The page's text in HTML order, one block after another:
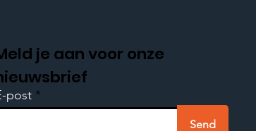
je aan voor onze
post
Send